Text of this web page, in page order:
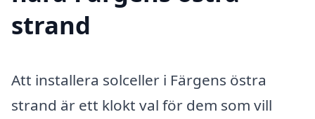
strand
Att installera solceller i Färgens östra
strand är ett klokt val för dem som vill